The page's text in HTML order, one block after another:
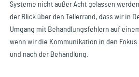
Systeme nicht außer Acht gelassen
der Blick über den Tellerrand, dass wir in
Umgang mit Behandlungsfehlern auf
wenn wir die Kommunikation in den Fokus
und nach der Behandlung.